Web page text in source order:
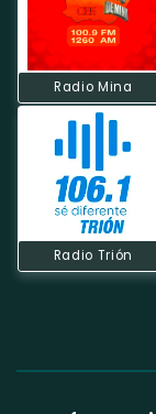
Radio Mina
Radio Trión